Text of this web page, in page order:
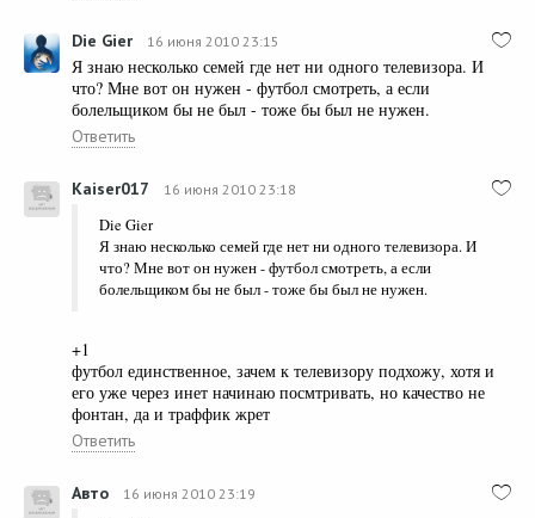
Die Gier 16 июня 2010 23:15
Я знаю несколько семей где нет ни одного телевизора. И
что? Мне вот он нужен - футбол смотреть, а если
болельщиком бы не был - тоже бы был не нужен.
Ответить
Kaiser017 16 июня 2010 23:18
Die Gier
Я знаю несколько семей где нет ни одного телевизора. И
что? Мне вот он нужен - футбол смотреть, а если
болельщиком бы не был - тоже бы был не нужен.
+1
футбол единственное, зачем к телевизору подхожу, хотя и
его уже через инет начинаю посмтривать, но качество не
фонтан, да и траффик жрет
Ответить
Авто 16 июня 2010 23:19